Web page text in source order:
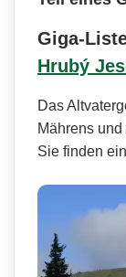
Giga-
Hrubý
Das
Mährens
Sie finden